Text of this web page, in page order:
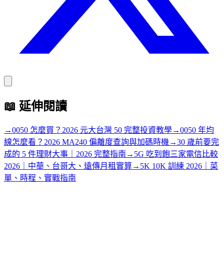
📖 延伸閱讀
→0050 怎麼買？2026 元大台灣 50 完整投資教學→0050 年均
線怎麼看？2026 MA240 偏離度查詢與加碼時機→30 歲前要完
成的 5 件理財大事｜2026 完整指南 → 5G 吃到飽三家電信比較
2026｜中華、台哥大、遠傳月租實算→ 5K 10K 訓練 2026｜菜
單、時程、實戰指南